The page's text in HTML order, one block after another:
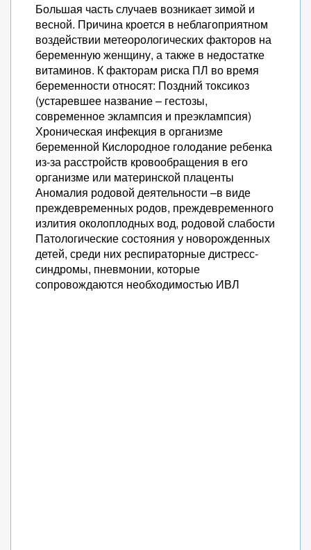
Большая часть случаев возникает зимой и
весной. Причина кроется в неблагоприятном
воздействии метеорологических факторов на
беременную женщину, а также в недостатке
витаминов. К факторам риска ПЛ во время
беременности относят: Поздний токсикоз
(устаревшее название – гестозы,
современное эклампсия и преэклампсия)
Хроническая инфекция в организме
беременной Кислородное голодание ребенка
из-за расстройств кровообращения в его
организме или материнской плаценты
Аномалия родовой деятельности –в виде
преждевременных родов, преждевременного
излития околоплодных вод, родовой слабости
Патологические состояния у новорожденных
детей, среди них респираторные дистресс-
синдромы, пневмонии, которые
сопровождаются необходимостью ИВЛ